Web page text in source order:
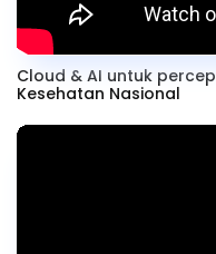
Cloud & AI untuk
Kesehatan Nasional